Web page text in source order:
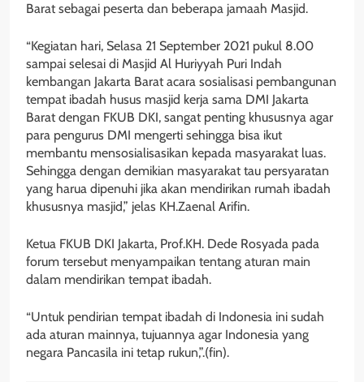
Barat sebagai peserta dan beberapa jamaah Masjid.
“Kegiatan hari, Selasa 21 September 2021 pukul 8.00
sampai selesai di Masjid Al Huriyyah Puri Indah
kembangan Jakarta Barat acara sosialisasi pembangunan
tempat ibadah husus masjid kerja sama DMI Jakarta
Barat dengan FKUB DKI, sangat penting khususnya agar
para pengurus DMI mengerti sehingga bisa ikut
membantu mensosialisasikan kepada masyarakat luas.
Sehingga dengan demikian masyarakat tau persyaratan
yang harua dipenuhi jika akan mendirikan rumah ibadah
khususnya masjid,” jelas KH.Zaenal Arifin.
Ketua FKUB DKI Jakarta, Prof.KH. Dede Rosyada pada
forum tersebut menyampaikan tentang aturan main
dalam mendirikan tempat ibadah.
“Untuk pendirian tempat ibadah di Indonesia ini sudah
ada aturan mainnya, tujuannya agar Indonesia yang
negara Pancasila ini tetap rukun,”.(fin).